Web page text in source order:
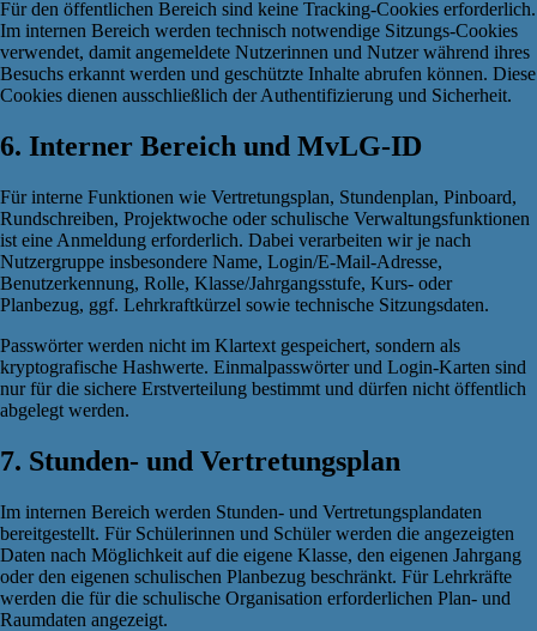
Für den öffentlichen Bereich sind keine Tracking-Cookies erforderlich.
Im internen Bereich werden technisch notwendige Sitzungs-Cookies
verwendet, damit angemeldete Nutzerinnen und Nutzer während ihres
Besuchs erkannt werden und geschützte Inhalte abrufen können. Diese
Cookies dienen ausschließlich der Authentifizierung und Sicherheit.
6. Interner Bereich und MvLG-ID
Für interne Funktionen wie Vertretungsplan, Stundenplan, Pinboard,
Rundschreiben, Projektwoche oder schulische Verwaltungsfunktionen
ist eine Anmeldung erforderlich. Dabei verarbeiten wir je nach
Nutzergruppe insbesondere Name, Login/E-Mail-Adresse,
Benutzerkennung, Rolle, Klasse/Jahrgangsstufe, Kurs- oder
Planbezug, ggf. Lehrkraftkürzel sowie technische Sitzungsdaten.
Passwörter werden nicht im Klartext gespeichert, sondern als
kryptografische Hashwerte. Einmalpasswörter und Login-Karten sind
nur für die sichere Erstverteilung bestimmt und dürfen nicht öffentlich
abgelegt werden.
7. Stunden- und Vertretungsplan
Im internen Bereich werden Stunden- und Vertretungsplandaten
bereitgestellt. Für Schülerinnen und Schüler werden die angezeigten
Daten nach Möglichkeit auf die eigene Klasse, den eigenen Jahrgang
oder den eigenen schulischen Planbezug beschränkt. Für Lehrkräfte
werden die für die schulische Organisation erforderlichen Plan- und
Raumdaten angezeigt.